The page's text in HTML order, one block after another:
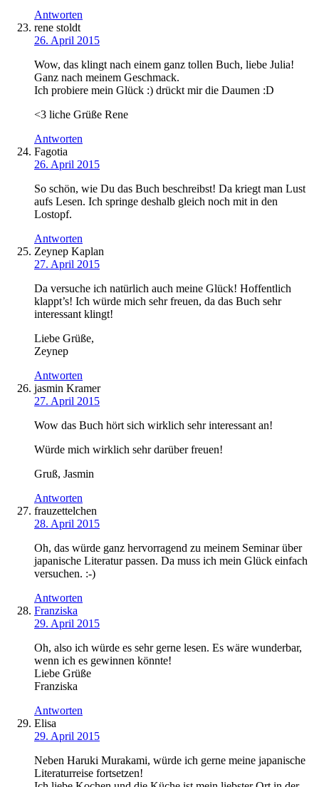
Antworten
rene stoldt
26. April 2015
Wow, das klingt nach einem ganz tollen Buch, liebe Julia!
Ganz nach meinem Geschmack.
Ich probiere mein Glück :) drückt mir die Daumen :D
<3 liche Grüße Rene
Antworten
Fagotia
26. April 2015
So schön, wie Du das Buch beschreibst! Da kriegt man Lust
aufs Lesen. Ich springe deshalb gleich noch mit in den
Lostopf.
Antworten
Zeynep Kaplan
27. April 2015
Da versuche ich natürlich auch meine Glück! Hoffentlich
klappt’s! Ich würde mich sehr freuen, da das Buch sehr
interessant klingt!
Liebe Grüße,
Zeynep
Antworten
jasmin Kramer
27. April 2015
Wow das Buch hört sich wirklich sehr interessant an!
Würde mich wirklich sehr darüber freuen!
Gruß, Jasmin
Antworten
frauzettelchen
28. April 2015
Oh, das würde ganz hervorragend zu meinem Seminar über
japanische Literatur passen. Da muss ich mein Glück einfach
versuchen. :-)
Antworten
Franziska
29. April 2015
Oh, also ich würde es sehr gerne lesen. Es wäre wunderbar,
wenn ich es gewinnen könnte!
Liebe Grüße
Franziska
Antworten
Elisa
29. April 2015
Neben Haruki Murakami, würde ich gerne meine japanische
Literaturreise fortsetzen!